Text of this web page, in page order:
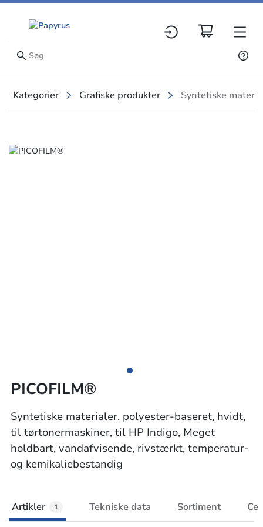
Kategorier Grafiske produkter Syntetiske
Slide 1 of 1
PICOFILM®
Syntetiske materialer, polyester-baseret, hvidt,
til tørtonermaskiner, til HP Indigo, Meget
holdbart, vandafvisende, rivstærkt, temperatur-
og kemikaliebestandig
Artikler 1 Tekniske data Sortiment